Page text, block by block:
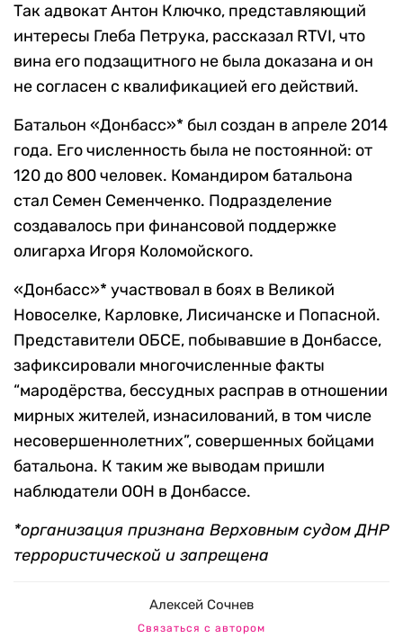
Так адвокат Антон Ключко, представляющий
интересы Глеба Петрука, рассказал RTVI, что
вина его подзащитного не была доказана и он
не согласен с квалификацией его действий.
Батальон «Донбасс»* был создан в апреле 2014
года. Его численность была не постоянной: от
120 до 800 человек. Командиром батальона
стал Семен Семенченко. Подразделение
создавалось при финансовой поддержке
олигарха Игоря Коломойского.
«Донбасс»* участвовал в боях в Великой
Новоселке, Карловке, Лисичанске и Попасной.
Представители ОБСЕ, побывавшие в Донбассе,
зафиксировали многочисленные факты
“мародёрства, бессудных расправ в отношении
мирных жителей, изнасилований, в том числе
несовершеннолетних”, совершенных бойцами
батальона. К таким же выводам пришли
наблюдатели ООН в Донбассе.
*организация признана Верховным судом ДНР
террористической и запрещена
Алексей Сочнев
Связаться с автором